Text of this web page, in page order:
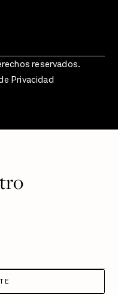
reservados.
Privacidad